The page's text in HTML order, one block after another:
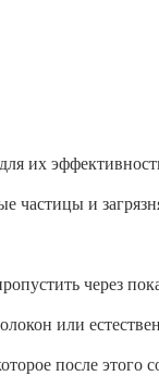
их
частицы и
через
или
после этого